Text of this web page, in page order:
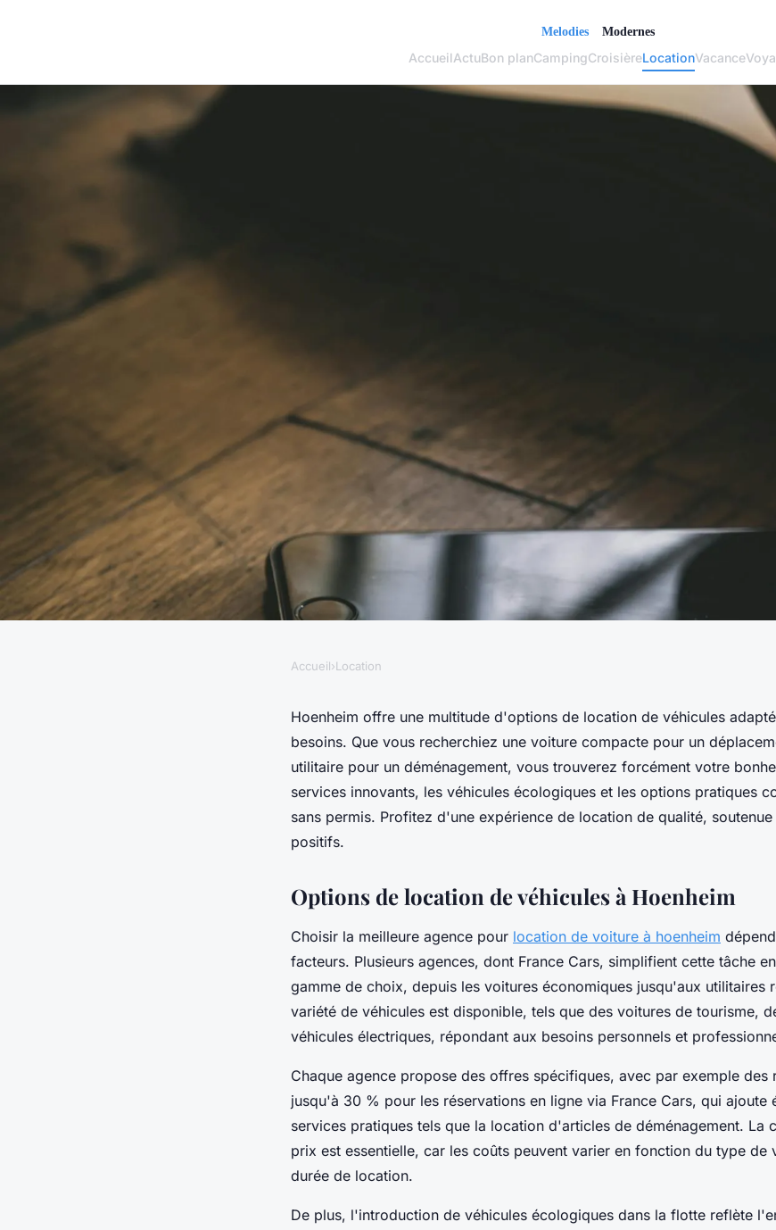
AccueilActuBon planCampingCroisièreLocationVacance
Location véhicule hoenheim :
découvrez les meilleures options
Accueil›Location
Hoenheim offre une multitude d'options de location de véhicules
besoins. Que vous recherchiez une voiture compacte pour un
utilitaire pour un déménagement, vous trouverez forcément votre
services innovants, les véhicules écologiques et les options pratiques
sans permis. Profitez d'une expérience de location de qualité,
positifs.
Options de location de véhicules à Hoenheim
Choisir la meilleure agence pour location de voiture à hoenheim
facteurs. Plusieurs agences, dont France Cars, simplifient cette tâche
gamme de choix, depuis les voitures économiques jusqu'aux utilitaires
variété de véhicules est disponible, tels que des voitures de tourisme,
véhicules électriques, répondant aux besoins personnels et
Chaque agence propose des offres spécifiques, avec par exemple des
jusqu'à 30 % pour les réservations en ligne via France Cars, qui ajoute
services pratiques tels que la location d'articles de déménagement. La
prix est essentielle, car les coûts peuvent varier en fonction du type de
durée de location.
De plus, l'introduction de véhicules écologiques dans la flotte reflète